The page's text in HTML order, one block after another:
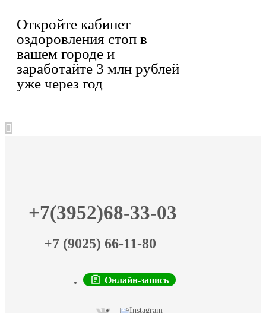
Откройте кабинет
оздоровления стоп в
вашем городе и
заработайте 3 млн рублей
уже через год
+7(3952)68-33-03
+7 (9025) 66-11-80
Онлайн-запись